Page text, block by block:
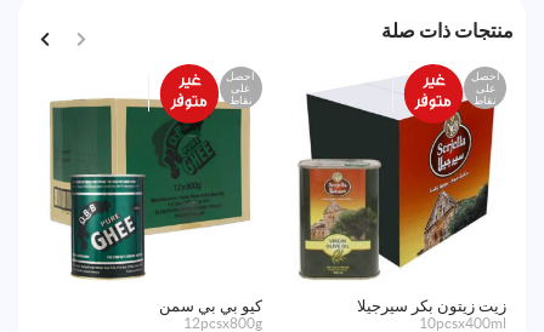
منتجات ذات صلة
احصل
على
نقاط
زيت زيتون بكر سيرجيلا
10pcsx400ml
احصل
على
نقاط
كيو بي بي سمن
12pcsx800g